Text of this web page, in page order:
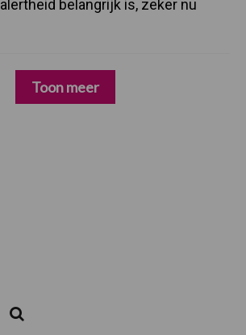
alertheid belangrijk is, zeker nu
Toon meer